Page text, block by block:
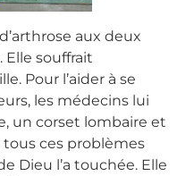
aux deux
Elle souffrait
Pour l’aider à se
les médecins lui
un corset lombaire et
tous ces problèmes
Dieu l’a touchée. Elle